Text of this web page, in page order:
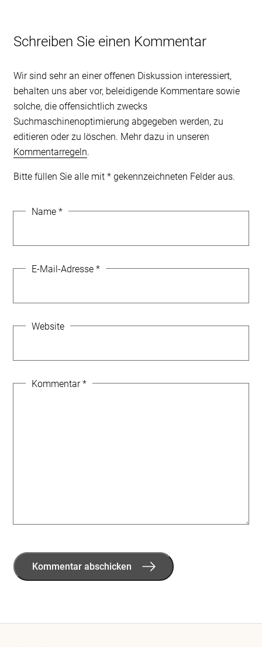
Schreiben Sie einen Kommentar
Wir sind sehr an einer offenen Diskussion interessiert,
behalten uns aber vor, beleidigende Kommentare sowie
solche, die offensichtlich zwecks
Suchmaschinenoptimierung abgegeben werden, zu
editieren oder zu löschen. Mehr dazu in unseren
Kommentarregeln.
Bitte füllen Sie alle mit * gekennzeichneten Felder aus.
Name *
E-Mail-Adresse *
Website
Kommentar*